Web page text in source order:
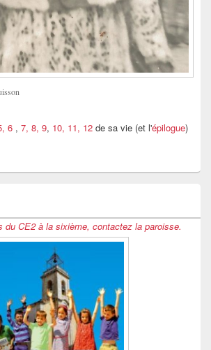
6 , 7, 8, 9, 10, 11, 12 de sa vie (et l'épilogue)
du CE2 à la sixième, contactez la paroisse.